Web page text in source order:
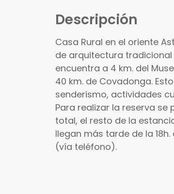
Descripción
Casa Rural en el oriente
de arquitectura tradicional
encuentra a 4 km. del
40 km. de Covadonga.
senderismo, actividades
Para realizar la reserva
total, el resto de la
llegan más tarde de la
(vía teléfono).